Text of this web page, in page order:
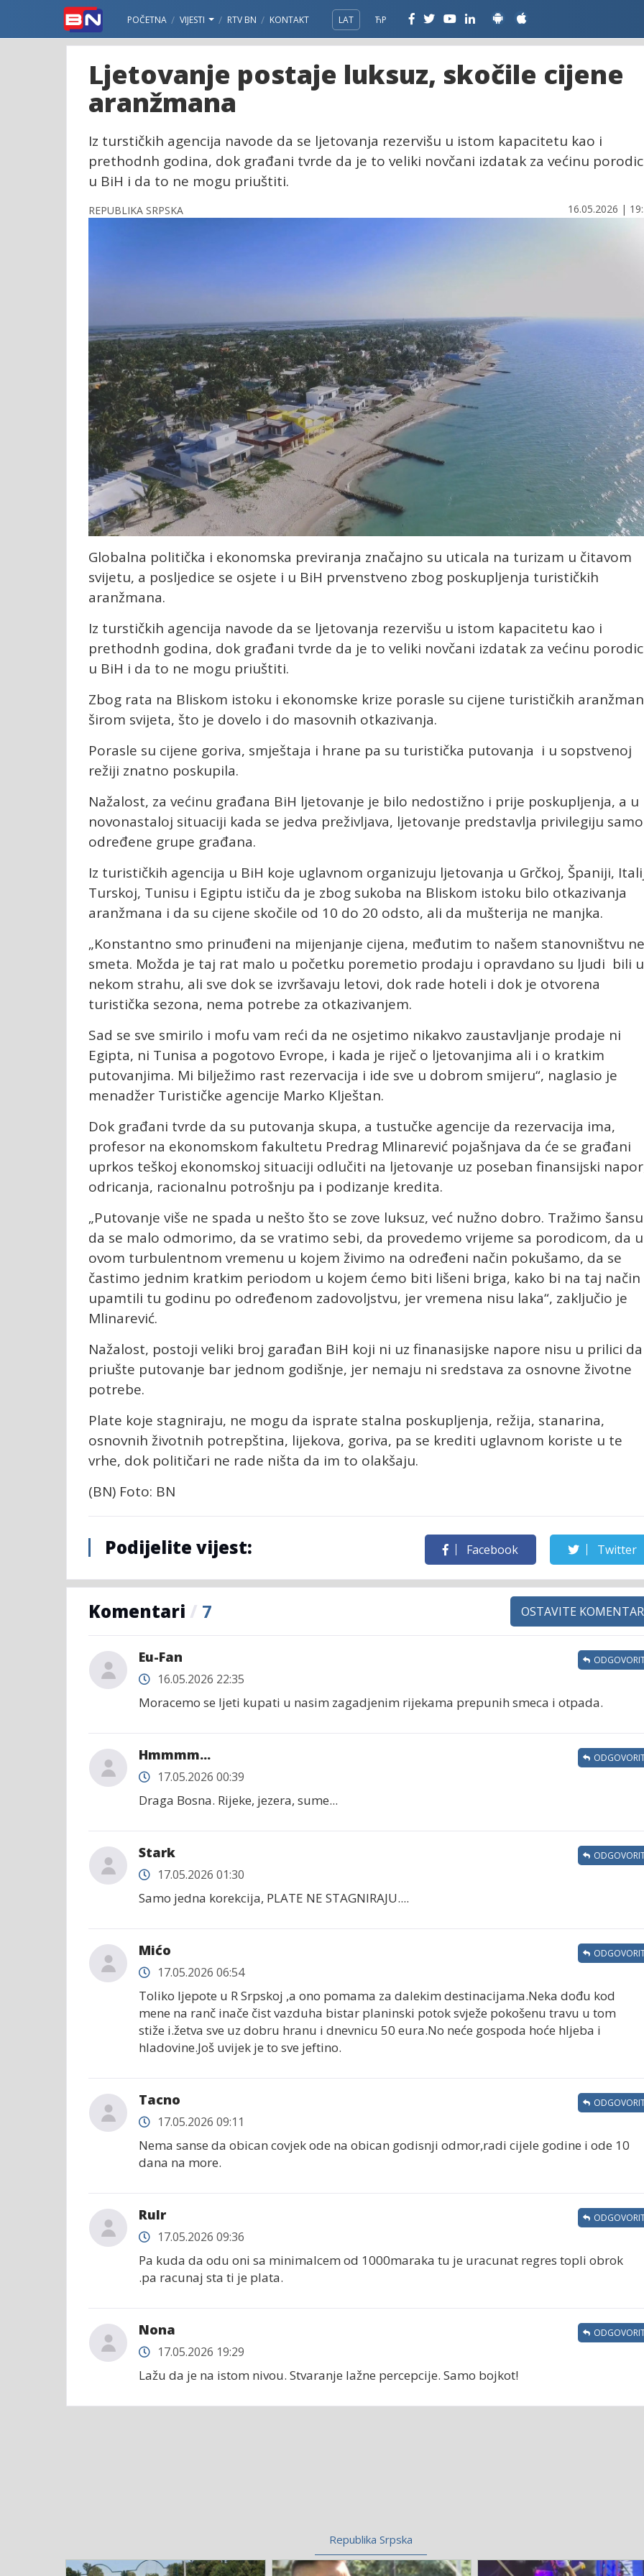
POČETNA VIJESTI RTV BN KONTAKT LAT ЋР
Ljetovanje postaje luksuz, skočile cijene
aranžmana
Iz turstičkih agencija navode da se ljetovanja rezervišu u istom kapacitetu kao i
prethodnh godina, dok građani tvrde da je to veliki novčani izdatak za većinu
u BiH i da to ne mogu priuštiti.
REPUBLIKA SRPSKA 16.05.2026 |
Globalna politička i ekonomska previranja značajno su uticala na turizam u čitavom
svijetu, a posljedice se osjete i u BiH prvenstveno zbog poskupljenja turističkih
aranžmana.
Iz turstičkih agencija navode da se ljetovanja rezervišu u istom kapacitetu kao i
prethodnh godina, dok građani tvrde da je to veliki novčani izdatak za većinu
u BiH i da to ne mogu priuštiti.
Zbog rata na Bliskom istoku i ekonomske krize porasle su cijene turističkih
širom svijeta, što je dovelo i do masovnih otkazivanja.
Porasle su cijene goriva, smještaja i hrane pa su turistička putovanja i u sopstvenoj
režiji znatno poskupila.
Nažalost, za većinu građana BiH ljetovanje je bilo nedostižno i prije poskupljenja, a u
novonastaloj situaciji kada se jedva preživljava, ljetovanje predstavlja privilegiju samo
određene grupe građana.
Iz turističkih agencija u BiH koje uglavnom organizuju ljetovanja u Grčkoj, Španiji,
Turskoj, Tunisu i Egiptu ističu da je zbog sukoba na Bliskom istoku bilo otkazivanja
aranžmana i da su cijene skočile od 10 do 20 odsto, ali da mušterija ne manjka.
„Konstantno smo prinuđeni na mijenjanje cijena, međutim to našem stanovništvu ne
smeta. Možda je taj rat malo u početku poremetio prodaju i opravdano su ljudi bili u
nekom strahu, ali sve dok se izvršavaju letovi, dok rade hoteli i dok je otvorena
turistička sezona, nema potrebe za otkazivanjem.
Sad se sve smirilo i mofu vam reći da ne osjetimo nikakvo zaustavljanje prodaje ni
Egipta, ni Tunisa a pogotovo Evrope, i kada je riječ o ljetovanjima ali i o kratkim
putovanjima. Mi bilježimo rast rezervacija i ide sve u dobrom smijeru“, naglasio je
menadžer Turističke agencije Marko Klještan.
Dok građani tvrde da su putovanja skupa, a tustučke agencije da rezervacija ima,
profesor na ekonomskom fakultetu Predrag Mlinarević pojašnjava da će se građani
uprkos teškoj ekonomskoj situaciji odlučiti na ljetovanje uz poseban finansijski
odricanja, racionalnu potrošnju pa i podizanje kredita.
„Putovanje više ne spada u nešto što se zove luksuz, već nužno dobro. Tražimo šansu
da se malo odmorimo, da se vratimo sebi, da provedemo vrijeme sa porodicom, da u
ovom turbulentnom vremenu u kojem živimo na određeni način pokušamo, da se
častimo jednim kratkim periodom u kojem ćemo biti lišeni briga, kako bi na taj način
upamtili tu godinu po određenom zadovoljstvu, jer vremena nisu laka“, zaključio je
Mlinarević.
Nažalost, postoji veliki broj garađan BiH koji ni uz finanasijske napore nisu u prilici da
priušte putovanje bar jednom godišnje, jer nemaju ni sredstava za osnovne životne
potrebe.
Plate koje stagniraju, ne mogu da isprate stalna poskupljenja, režija, stanarina,
osnovnih životnih potrepština, lijekova, goriva, pa se krediti uglavnom koriste u te
vrhe, dok političari ne rade ništa da im to olakšaju.
(BN) Foto: BN
Podijelite vijest: Facebook Twitter
Komentari / 7 OSTAVITE KOMENTAR
Eu-Fan
16.05.2026 22:35
Moracemo se ljeti kupati u nasim zagadjenim rijekama prepunih smeca i otpada.
Hmmmm...
17.05.2026 00:39
Draga Bosna. Rijeke, jezera, sume...
Stark
17.05.2026 01:30
Samo jedna korekcija, PLATE NE STAGNIRAJU....
Mićo
17.05.2026 06:54
Toliko ljepote u R Srpskoj ,a ono pomama za dalekim destinacijama.Neka dođu kod
mene na ranč inače čist vazduha bistar planinski potok svježe pokošenu travu u tom
stiže i.žetva sve uz dobru hranu i dnevnicu 50 eura.No neće gospoda hoće hljeba i
hladovine.Još uvijek je to sve jeftino.
Tacno
17.05.2026 09:11
Nema sanse da obican covjek ode na obican godisnji odmor,radi cijele godine i ode 10
dana na more.
Rulr
17.05.2026 09:36
Pa kuda da odu oni sa minimalcem od 1000maraka tu je uracunat regres topli obrok
.pa racunaj sta ti je plata.
Nona
17.05.2026 19:29
Lažu da je na istom nivou. Stvaranje lažne percepcije. Samo bojkot!
Republika Srpska